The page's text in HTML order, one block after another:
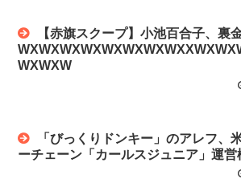
【赤旗スクープ】小池百合子、裏
WXWXW
「びっくりドンキー」のアレフ、
ーチェーン「カールスジュニア」運営